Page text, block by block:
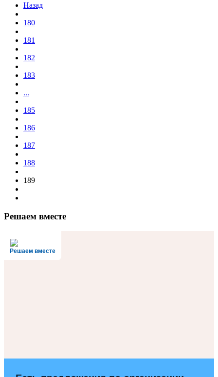
Назад
180
181
182
183
...
185
186
187
188
189
Решаем вместе
Решаем вместе